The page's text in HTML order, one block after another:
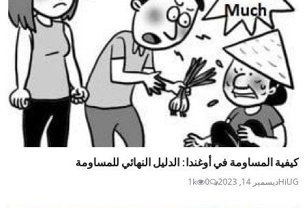
كيفية المساومة في أوغندا: الدليل النهائي للمساومة
HiUGديسمبر 14, 2023 0
1k